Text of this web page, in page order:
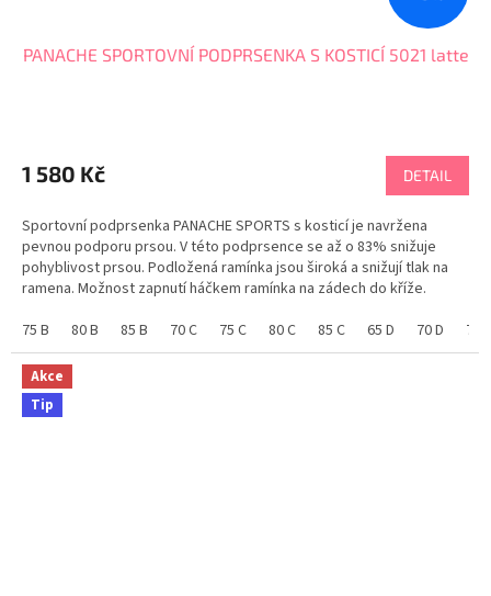
PANACHE SPORTOVNÍ PODPRSENKA S KOSTICÍ 5021 latte
produktu
je
z
5
hvězdiček.
1 580 Kč DETAIL
Sportovní podprsenka PANACHE SPORTS s kosticí je navržena
pevnou podporu prsou. V této podprsence se až o 83% snižuje
pohyblivost prsou. Podložená ramínka jsou široká a snižují tlak na
ramena. Možnost zapnutí háčkem ramínka na zádech do kříže.
75 B
80 B 85 B 70 C 75 C 80 C 85 C 65 D 70 D 75
Akce
Tip